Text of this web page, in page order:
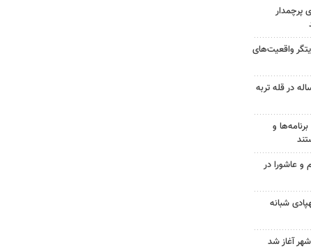
پرچمدار
واقعیت‌های
کوهنورد ۳۰ ساله در قله تربه
و
و عاشورا در
پهپادی شبانه
آغاز شد